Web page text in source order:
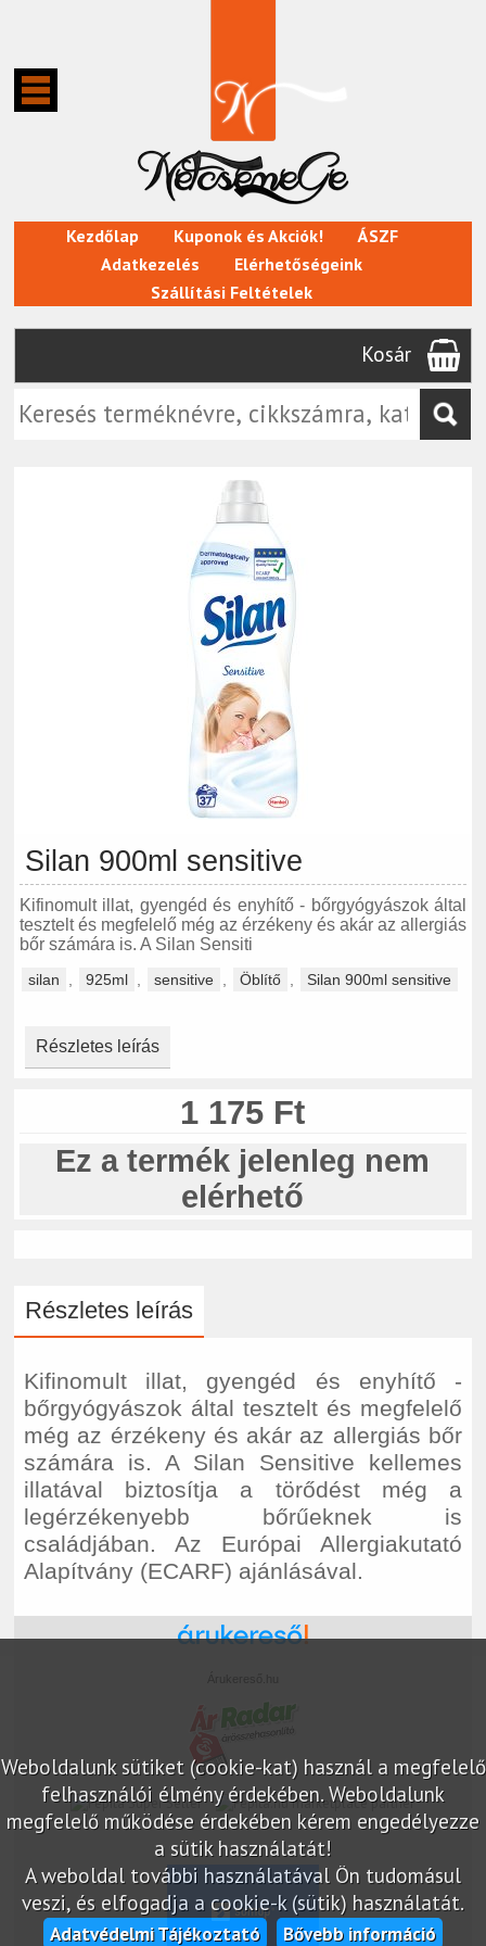
Kezdőlap Kuponok és Akciók!
ÁSZF
Adatkezelés
Elérhetőségeink
Szállítási Feltételek
Kosár
Silan 900ml sensitive
Kifinomult illat, gyengéd és enyhítő - bőrgyógyászok által
tesztelt és megfelelő még az érzékeny és akár az allergiás
bőr számára is. A Silan Sensiti
silan 925ml sensitive Öblítő Silan 900ml sensitive
Részletes leírás
1 175 Ft
Ez a termék jelenleg nem
elérhető
Részletes leírás
Kifinomult illat, gyengéd és enyhítő -
bőrgyógyászok által tesztelt és megfelelő
még az érzékeny és akár az allergiás bőr
számára is. A Silan Sensitive kellemes
illatával biztosítja a törődést még a
legérzékenyebb bőrűeknek is
családjában. Az Európai Allergiakutató
Alapítvány (ECARF) ajánlásával.
Weboldalunk sütiket (cookie-kat) használ a megfelelő
felhasználói élmény érdekében. Weboldalunk
megfelelő működése érdekében kérem engedélyezze
a sütik használatát!
A weboldal további használatával Ön tudomásul
veszi, és elfogadja a cookie-k (sütik) használatát.
Adatvédelmi Tájékoztató Bővebb információ
marketplace partner